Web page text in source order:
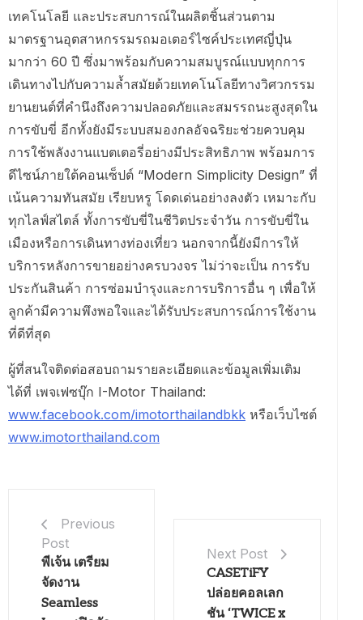
เทคโนโลยี และประสบการณ์ในผลิตชิ้นส่วนตาม
มาตรฐานอุตสาหกรรมรถมอเตอร์ไซค์ประเทศญี่ปุ่น
มากว่า 60 ปี ซึ่งมาพร้อมกับความสมบูรณ์แบบทุกการ
เดินทางไปกับความล้ำสมัยด้วยเทคโนโลยีทางวิศวกรรม
ยานยนต์ที่คำนึงถึงความปลอดภัยและสมรรถนะสูงสุดใน
การขับขี่ อีกทั้งยังมีระบบสมองกลอัจฉริยะช่วยควบคุม
การใช้พลังงานแบตเตอรี่อย่างมีประสิทธิภาพ พร้อมการ
ดีไซน์ภายใต้คอนเซ็ปต์ “Modern Simplicity Design” ที่
เน้นความทันสมัย เรียบหรู โดดเด่นอย่างลงตัว เหมาะกับ
ทุกไลฟ์สไตล์ ทั้งการขับขี่ในชีวิตประจำวัน การขับขี่ใน
เมืองหรือการเดินทางท่องเที่ยว นอกจากนี้ยังมีการให้
บริการหลังการขายอย่างครบวงจร ไม่ว่าจะเป็น การรับ
ประกันสินค้า การซ่อมบำรุงและการบริการอื่น ๆ เพื่อให้
ลูกค้ามีความพึงพอใจและได้รับประสบการณ์การใช้งาน
ที่ดีที่สุด
ผู้ที่สนใจติดต่อสอบถามรายละเอียดและข้อมูลเพิ่มเติม
ได้ที่ เพจเฟซบุ๊ก I-Motor Thailand:
www.facebook.com/imotorthailandbkk หรือเว็บไซต์
www.imotorthailand.com
Previous
Post
พีเจ้น เตรียม
จัดงาน
Seamless
Next Post
CASETiFY
ปล่อยคอลเลก
ชัน ‘TWICE x